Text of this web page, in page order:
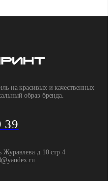
на красивых и качественных
образ бренда.
39
д 10 стр 4